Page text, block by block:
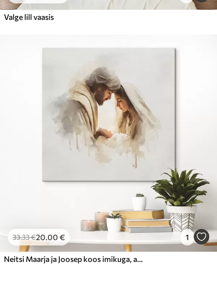
Valge lill vaasis
33.33€20.00 € 1
Neitsi Maarja ja Joosep koos imikuga, akvarellistiilis